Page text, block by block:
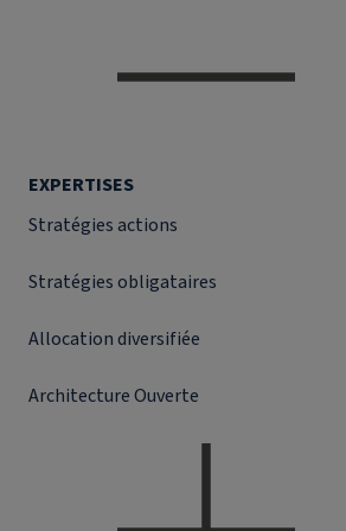
EXPERTISES
Stratégies actions
Stratégies obligataires
Allocation diversifiée
Architecture Ouverte